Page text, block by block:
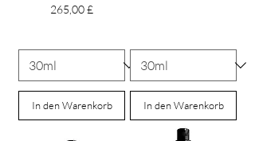
Preis
265,00 £
In den Warenkorb In den Warenkorb